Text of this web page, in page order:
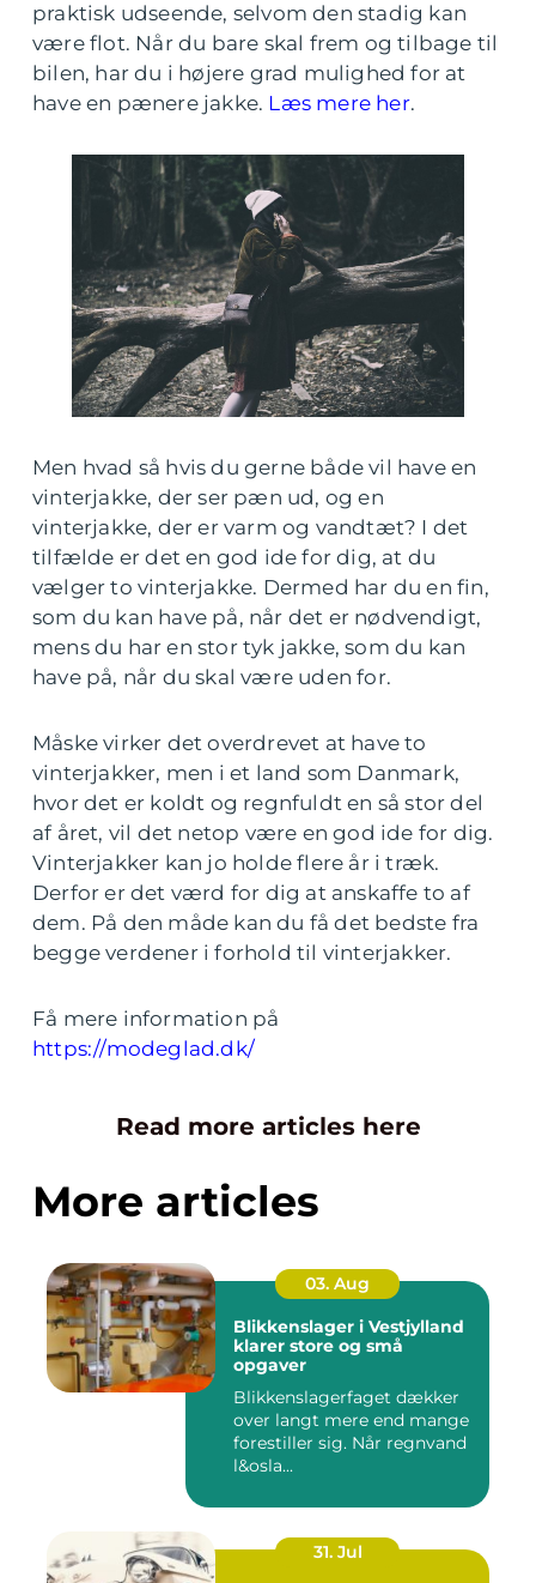
praktisk udseende, selvom den stadig kan
være flot. Når du bare skal frem og tilbage til
bilen, har du i højere grad mulighed for at
have en pænere jakke. Læs mere her.
Men hvad så hvis du gerne både vil have en
vinterjakke, der ser pæn ud, og en
vinterjakke, der er varm og vandtæt? I det
tilfælde er det en god ide for dig, at du
vælger to vinterjakke. Dermed har du en fin,
som du kan have på, når det er nødvendigt,
mens du har en stor tyk jakke, som du kan
have på, når du skal være uden for.
Måske virker det overdrevet at have to
vinterjakker, men i et land som Danmark,
hvor det er koldt og regnfuldt en så stor del
af året, vil det netop være en god ide for dig.
Vinterjakker kan jo holde flere år i træk.
Derfor er det værd for dig at anskaffe to af
dem. På den måde kan du få det bedste fra
begge verdener i forhold til vinterjakker.
Få mere information på
https://modeglad.dk/
Read more articles here
More articles
03. Aug
Blikkenslager i Vestjylland
klarer store og små
opgaver
Blikkenslagerfaget dækker
over langt mere end mange
forestiller sig. Når regnvand
l&osla...
31. Jul